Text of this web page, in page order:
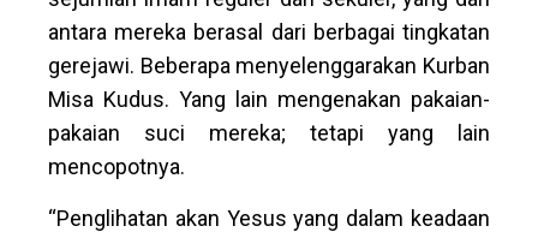
antara mereka berasal dari berbagai tingkatan
gerejawi. Beberapa menyelenggarakan Kurban
Misa Kudus. Yang lain mengenakan pakaian-
pakaian suci mereka; tetapi yang lain
mencopotnya.
“Penglihatan akan Yesus yang dalam keadaan